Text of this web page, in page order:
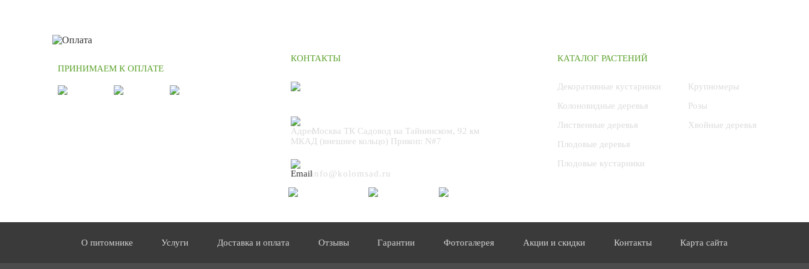
ПРИНИМАЕМ К ОПЛАТЕ
КОНТАКТЫ
Москва ТК Садовод на Тайнинском, 92 км
МКАД (внешнее кольцо) Прикоп: N#7
info@kolomsad.ru
КАТАЛОГ РАСТЕНИЙ
Декоративные кустарники
Колоновидные деревья
Лиственные деревья
Плодовые деревья
Плодовые кустарники
Крупномеры
Розы
Хвойные деревья
О питомнике Услуги Доставка и оплата Отзывы Гарантии Фотогалерея Акции и скидки Контакты Карта сайта